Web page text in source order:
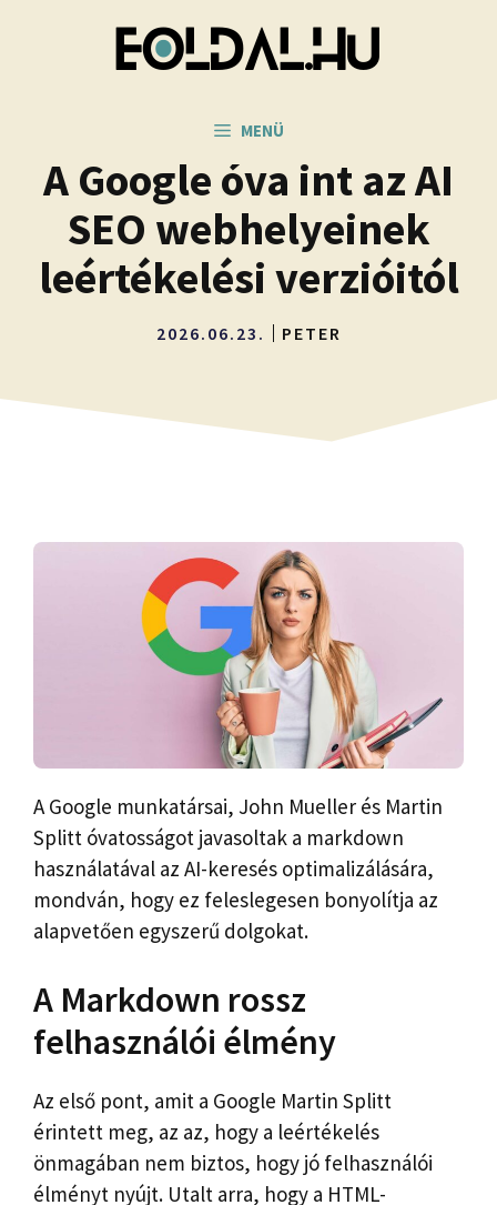
MENÜ
A Google óva int az AI
SEO webhelyeinek
leértékelési verzióitól
2026.06.23. PETER
A Google munkatársai, John Mueller és Martin
Splitt óvatosságot javasoltak a markdown
használatával az AI-keresés optimalizálására,
mondván, hogy ez feleslegesen bonyolítja az
alapvetően egyszerű dolgokat.
A Markdown rossz
felhasználói élmény
Az első pont, amit a Google Martin Splitt
érintett meg, az az, hogy a leértékelés
önmagában nem biztos, hogy jó felhasználói
élményt nyújt. Utalt arra, hogy a HTML-